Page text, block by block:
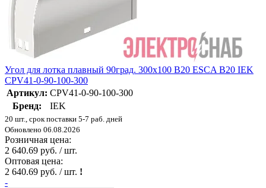
Угол для лотка плавный 90град. 300х100 В20 ESCA В20 IEK
CPV41-0-90-100-300
Артикул: CPV41-0-90-100-300
Бренд:
IEK
20 шт., срок поставки 5-7 раб. дней
Обновлено 06.08.2026
Розничная цена:
2 640.69 руб. / шт.
Оптовая цена:
2 640.69 руб. / шт. !
-